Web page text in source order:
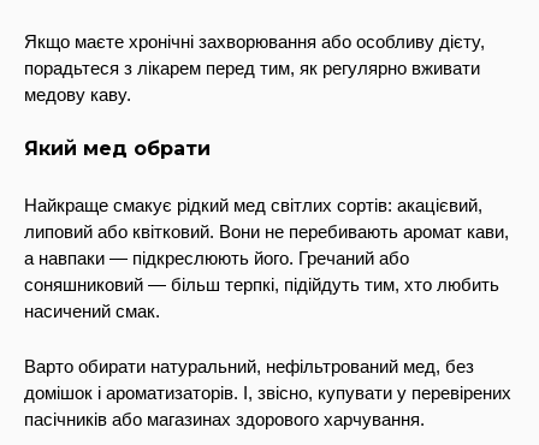
Якщо маєте хронічні захворювання або особливу дієту,
порадьтеся з лікарем перед тим, як регулярно вживати
медову каву.
Який мед обрати
Найкраще смакує рідкий мед світлих сортів: акацієвий,
липовий або квітковий. Вони не перебивають аромат кави,
а навпаки — підкреслюють його. Гречаний або
соняшниковий — більш терпкі, підійдуть тим, хто любить
насичений смак.
Варто обирати натуральний, нефільтрований мед, без
домішок і ароматизаторів. І, звісно, купувати у перевірених
пасічників або магазинах здорового харчування.